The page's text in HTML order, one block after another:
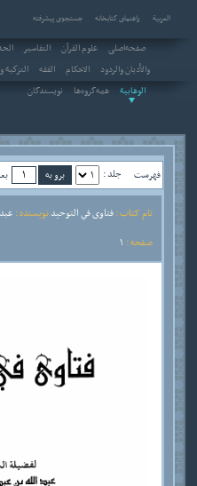
العربیة راهنمای کتابخانه جستجوی پیشرفته
صفحه‌اصلی علوم القرآن التفاسير
والأديان والردود
الاحکام الفقه التزكية
الوهابية
همه‌گروه‌ها نویسندگان
فهرست جلد :
نام کتاب :فتاوى في التوحيدنویسنده :
صفحه :